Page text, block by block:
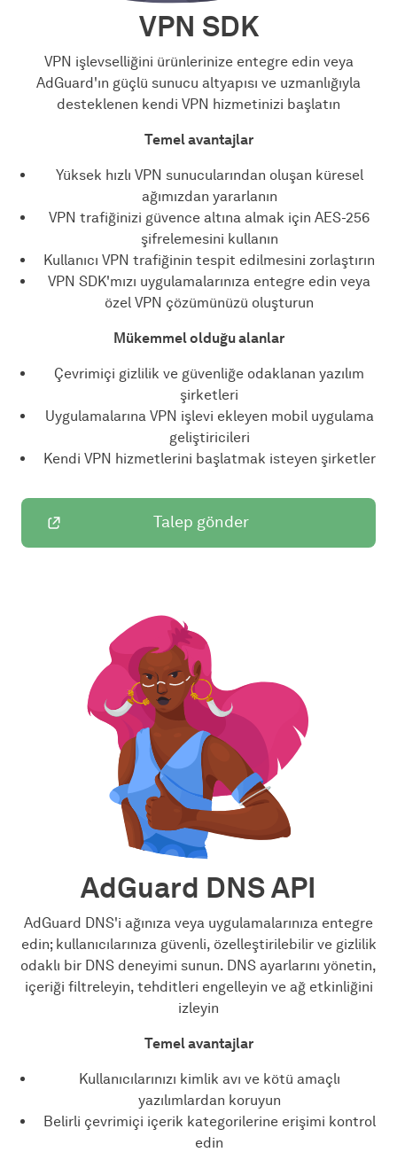
VPN SDK
VPN işlevselliğini ürünlerinize entegre edin veya
AdGuard'ın güçlü sunucu altyapısı ve uzmanlığıyla
desteklenen kendi VPN hizmetinizi başlatın
Temel avantajlar
Yüksek hızlı VPN sunucularından oluşan küresel
ağımızdan yararlanın
VPN trafiğinizi güvence altına almak için AES-256
şifrelemesini kullanın
Kullanıcı VPN trafiğinin tespit edilmesini zorlaştırın
VPN SDK'mızı uygulamalarınıza entegre edin veya
özel VPN çözümünüzü oluşturun
Mükemmel olduğu alanlar
Çevrimiçi gizlilik ve güvenliğe odaklanan yazılım
şirketleri
Uygulamalarına VPN işlevi ekleyen mobil uygulama
geliştiricileri
Kendi VPN hizmetlerini başlatmak isteyen şirketler
Talep gönder
AdGuard DNS API
AdGuard DNS'i ağınıza veya uygulamalarınıza entegre
edin; kullanıcılarınıza güvenli, özelleştirilebilir ve gizlilik
odaklı bir DNS deneyimi sunun. DNS ayarlarını yönetin,
içeriği filtreleyin, tehditleri engelleyin ve ağ etkinliğini
izleyin
Temel avantajlar
Kullanıcılarınızı kimlik avı ve kötü amaçlı
yazılımlardan koruyun
Belirli çevrimiçi içerik kategorilerine erişimi kontrol
edin